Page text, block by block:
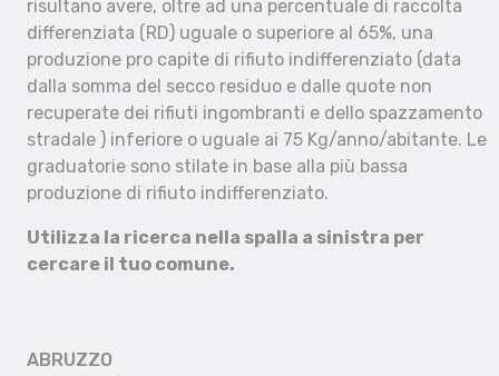
risultano avere, oltre ad una percentuale di raccolta
differenziata (RD) uguale o superiore al 65%, una
produzione pro capite di rifiuto indifferenziato (data
dalla somma del secco residuo e dalle quote non
recuperate dei rifiuti ingombranti e dello spazzamento
stradale ) inferiore o uguale ai 75 Kg/anno/abitante. Le
graduatorie sono stilate in base alla più bassa
produzione di rifiuto indifferenziato.
Utilizza la ricerca nella spalla a sinistra per
cercare il tuo comune.
ABRUZZO